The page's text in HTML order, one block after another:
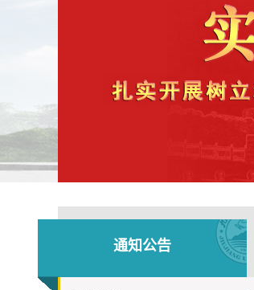
通知公告